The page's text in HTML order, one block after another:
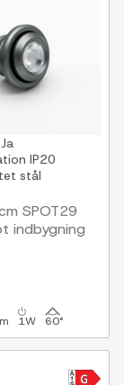
Ja
IP20
stål
SPOT29
indbygning
Ø2 cm,
1W 60°